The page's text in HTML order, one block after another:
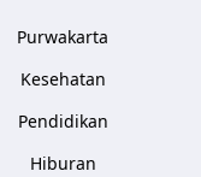
Purwakarta
Kesehatan
Pendidikan
Hiburan